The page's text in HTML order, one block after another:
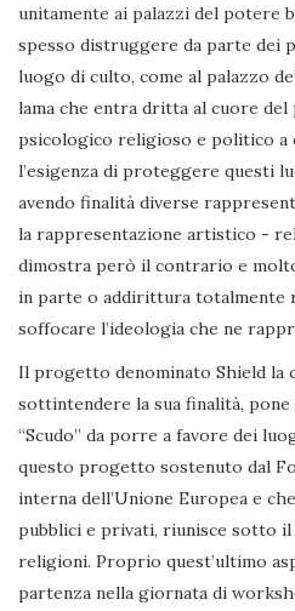
unitamente ai palazzi del potere
spesso distruggere da parte dei
luogo di culto, come al palazzo
lama che entra dritta al cuore del
psicologico religioso e politico a
l’esigenza di proteggere questi
avendo finalità diverse
la rappresentazione artistico -
dimostra però il contrario e
in parte o addirittura totalmente
soffocare l’ideologia che ne
Il progetto denominato Shield la
sottintendere la sua finalità,
“Scudo” da porre a favore dei
questo progetto sostenuto dal
interna dell’Unione Europea e
pubblici e privati, riunisce sotto
religioni. Proprio quest’ultimo
partenza nella giornata di